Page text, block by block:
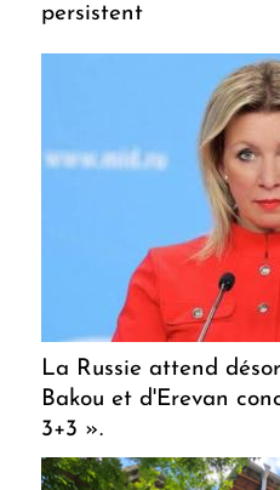
persistent
La Russie attend
Bakou et d'Erevan
3+3 ».